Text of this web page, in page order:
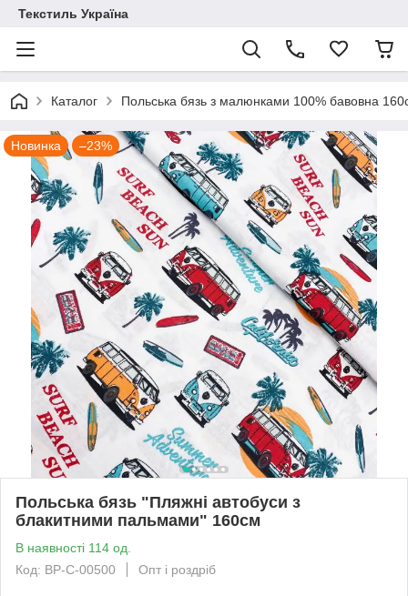
Текстиль Україна
Каталог Польська бязь з малюнками 100% бавовна
Новинка –23%
Польська бязь "Пляжні автобуси з
блакитними пальмами" 160см
В наявності 114 од.
Код: BP-C-00500
Опт і роздріб